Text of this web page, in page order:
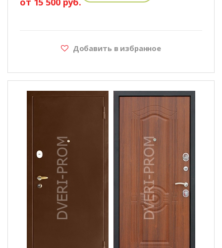
Добавить в избранное